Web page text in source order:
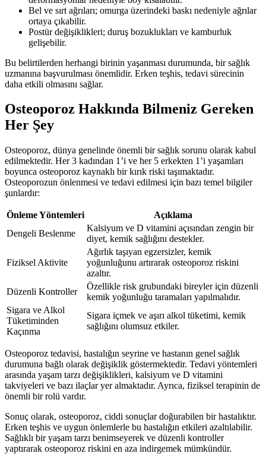
Bel ve sırt ağrıları; omurga üzerindeki baskı nedeniyle ağrılar
ortaya çıkabilir.
Postür değişiklikleri; duruş bozuklukları ve kamburluk
gelişebilir.
Bu belirtilerden herhangi birinin yaşanması durumunda, bir sağlık
uzmanına başvurulması önemlidir. Erken teşhis, tedavi sürecinin
daha etkili olmasını sağlar.
Osteoporoz Hakkında Bilmeniz Gereken
Her Şey
Osteoporoz, dünya genelinde önemli bir sağlık sorunu olarak kabul
edilmektedir. Her 3 kadından 1’i ve her 5 erkekten 1’i yaşamları
boyunca osteoporoz kaynaklı bir kırık riski taşımaktadır.
Osteoporozun önlenmesi ve tedavi edilmesi için bazı temel bilgiler
şunlardır:
Önleme Yöntemleri
Açıklama
Dengeli Beslenme
Kalsiyum ve D vitamini açısından zengin bir
diyet, kemik sağlığını destekler.
Fiziksel Aktivite
Ağırlık taşıyan egzersizler, kemik
yoğunluğunu artırarak osteoporoz riskini
azaltır.
Düzenli Kontroller
Özellikle risk grubundaki bireyler için düzenli
kemik yoğunluğu taramaları yapılmalıdır.
Sigara ve Alkol
Tüketiminden
Kaçınma
Sigara içmek ve aşırı alkol tüketimi, kemik
sağlığını olumsuz etkiler.
Osteoporoz tedavisi, hastalığın seyrine ve hastanın genel sağlık
durumuna bağlı olarak değişiklik göstermektedir. Tedavi yöntemleri
arasında yaşam tarzı değişiklikleri, kalsiyum ve D vitamini
takviyeleri ve bazı ilaçlar yer almaktadır. Ayrıca, fiziksel terapinin de
önemli bir rolü vardır.
Sonuç olarak, osteoporoz, ciddi sonuçlar doğurabilen bir hastalıktır.
Erken teşhis ve uygun önlemlerle bu hastalığın etkileri azaltılabilir.
Sağlıklı bir yaşam tarzı benimseyerek ve düzenli kontroller
yaptırarak osteoporoz riskini en aza indirgemek mümkündür.